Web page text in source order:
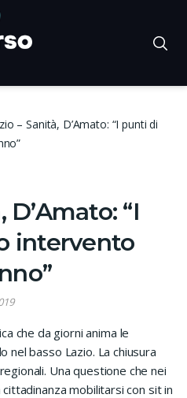
– Sanità, D’Amato: “I punti di
D’Amato: “I
intervento
che da giorni anima le
nel basso Lazio. La chiusura
Una questione che nei
mobilitarsi con sit in